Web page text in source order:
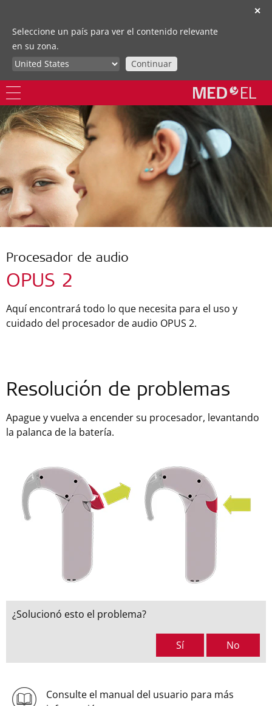
✕
Seleccione un país para ver el contenido relevante
en su zona.
Continuar
Procesador de audio
OPUS 2
Aquí encontrará todo lo que necesita para el uso y
cuidado del procesador de audio OPUS 2.
Resolución de problemas
Apague y vuelva a encender su procesador, levantando
la palanca de la batería.
¿Solucionó esto el problema?
Sí No
Consulte el manual del usuario para más